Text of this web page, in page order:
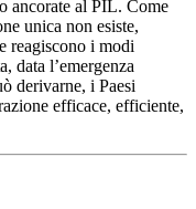
ancorate al PIL. Come
unica non esiste,
reagiscono i modi
data l’emergenza
derivarne, i Paesi
efficace, efficiente,